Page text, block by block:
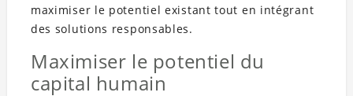
maximiser le potentiel existant tout en intégrant
des solutions responsables.
Maximiser le potentiel du
capital humain